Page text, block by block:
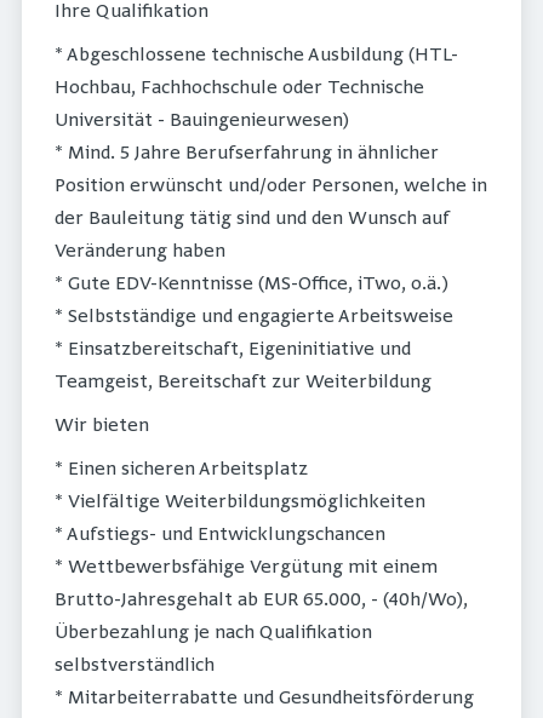
Ihre Qualifikation
* Abgeschlossene technische Ausbildung (HTL-
Hochbau, Fachhochschule oder Technische
Universität - Bauingenieurwesen)
* Mind. 5 Jahre Berufserfahrung in ähnlicher
Position erwünscht und/oder Personen, welche in
der Bauleitung tätig sind und den Wunsch auf
Veränderung haben
* Gute EDV-Kenntnisse (MS-Office, iTwo, o.ä.)
* Selbstständige und engagierte Arbeitsweise
* Einsatzbereitschaft, Eigeninitiative und
Teamgeist, Bereitschaft zur Weiterbildung
Wir bieten
* Einen sicheren Arbeitsplatz
* Vielfältige Weiterbildungsmöglichkeiten
* Aufstiegs- und Entwicklungschancen
* Wettbewerbsfähige Vergütung mit einem
Brutto-Jahresgehalt ab EUR 65.000, - (40h/Wo),
Überbezahlung je nach Qualifikation
selbstverständlich
* Mitarbeiterrabatte und Gesundheitsförderung